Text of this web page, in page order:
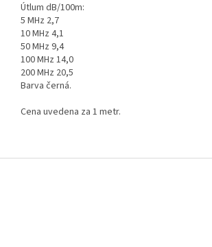
Útlum dB/100m:
5 MHz 2,7
10 MHz 4,1
50 MHz 9,4
100 MHz 14,0
200 MHz 20,5
Barva černá.
Cena uvedena za 1 metr.